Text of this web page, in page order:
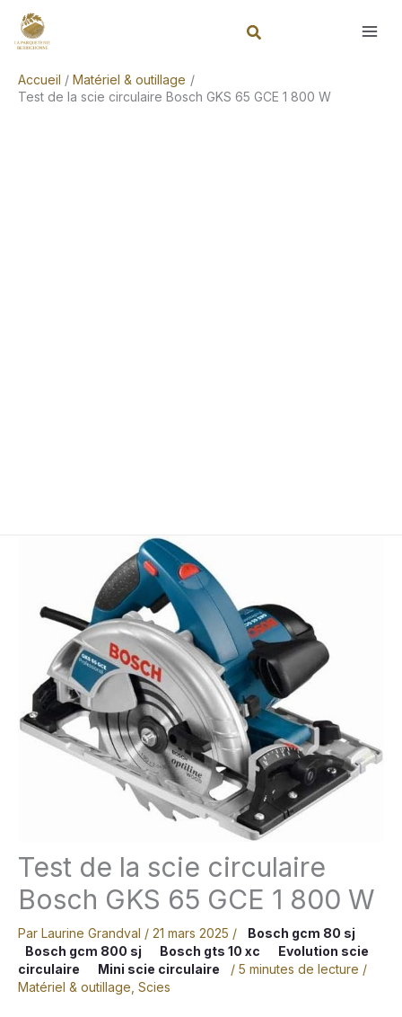
Accueil
Matériel & outillage
Test de la scie circulaire Bosch GKS 65 GCE 1 800 W
Test de la scie circulaire
Bosch GKS 65 GCE 1 800 W
Par Laurine Grandval / 21 mars 2025 /
Bosch gcm 80 sj
Bosch gcm 800 sj
Bosch gts 10 xc
Evolution scie
circulaire
Mini scie circulaire / 5 minutes de lecture /
Matériel & outillage Scies
Rechercher